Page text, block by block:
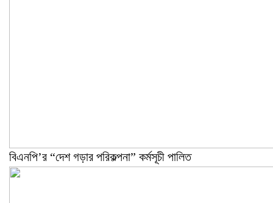
বিএনপি’র “দেশ গড়ার পরিকল্পনা” কর্মসূচী পালিত